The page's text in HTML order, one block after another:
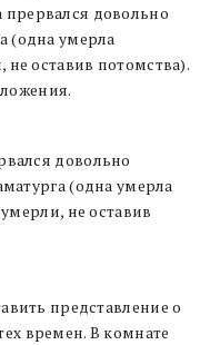
довольно
(одна умерла
не оставив потомства).
довольно
(одна умерла
не оставив
представление о
времен. В комнате